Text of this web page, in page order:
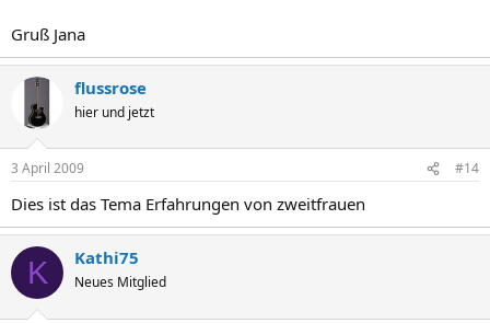
Gruß Jana
flussrose
hier und jetzt
3 April 2009 #14
Dies ist das Tema Erfahrungen von zweitfrauen
K Kathi75
Neues Mitglied